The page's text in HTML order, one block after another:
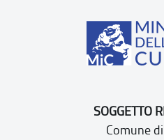
SOGGETTO
Comune